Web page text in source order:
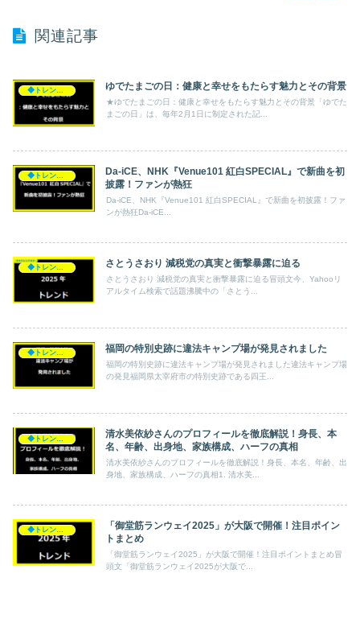
関連記事
◆トレンド◆ ゆでたまごの日：健康と幸せをもたらす魅力とその背景
★ゆでたまごの日：健康と幸せをもたらす魅力とその背景「ゆでた
まごの日」は、毎年2月1日に制定された記...
◆トレンド◆
Da-iCE、NHK『Venue101 紅白SPECIAL』で新曲を初
披露！ファンが熱狂
Da-iCE、NHK『Venue101 紅白SPECIAL』で新曲を初披露！ファ
ンが熱狂Da-iCE...
◆トレンド◆ さとうさおり 減税党の真実と衝撃暴露に迫る
さとうさおり 減税党の真実と衝撃暴露に迫る冒頭文今、Yahooリ
アルタイム検索で話題沸騰中の「さとう...
◆トレンド◆ 福岡の特別史跡に違法キャンプ場が発見されました
福岡の特別史跡に違法キャンプ場が発見されました違法キャンプ場
の発見福岡県太宰府市の特別史跡である四王...
清水美依紗さんのプロフィールを徹底解説！身長、本
名、年齢、出身地、家族構成、ハーフの真相
清水美依紗さんのプロフィールを徹底解説！身長、本名、年齢、出
身地、家族構成、ハーフの真相1. 清水美...
◆トレンド◆
「御堂筋ランウェイ2025」が大阪で開催！注目ポイン
トまとめ
「御堂筋ランウェイ2025」が大阪で開催！注目ポイントまとめ冒
頭文「御堂筋ランウェイ2025が大阪で...